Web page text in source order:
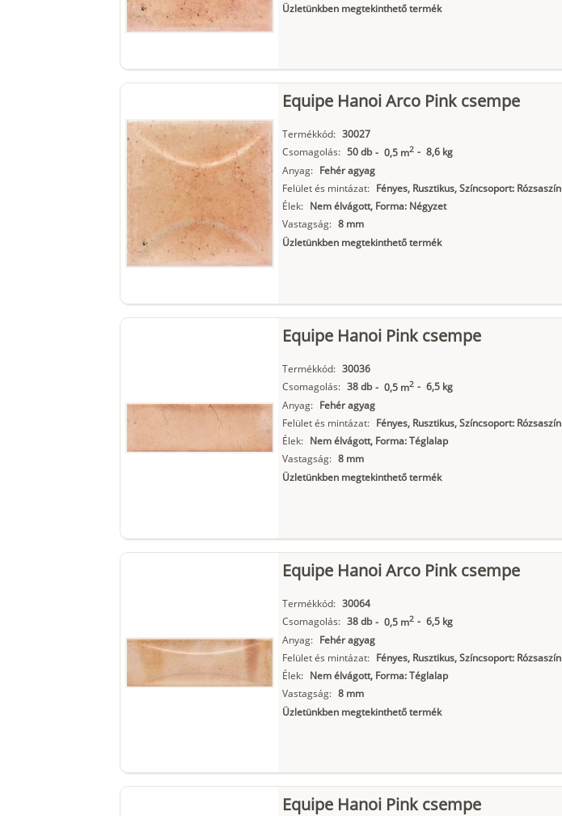
Üzletünkben megtekinthető termék
Equipe Hanoi Arco Pink csempe
Termékkód: 30027
Csomagolás: 50 db - 0,5 m2 - 8,6 kg
Anyag: Fehér agyag
Felület és mintázat: Fényes, Rusztikus, Színcsoport: Rózsaszín
Élek: Nem élvágott, Forma: Négyzet
Vastagság: 8 mm
Üzletünkben megtekinthető termék
Equipe Hanoi Pink csempe
Termékkód: 30036
Csomagolás: 38 db - 0,5 m2 - 6,5 kg
Anyag: Fehér agyag
Felület és mintázat: Fényes, Rusztikus, Színcsoport: Rózsaszín
Élek: Nem élvágott, Forma: Téglalap
Vastagság: 8 mm
Üzletünkben megtekinthető termék
Equipe Hanoi Arco Pink csempe
Termékkód: 30064
Csomagolás: 38 db - 0,5 m2 - 6,5 kg
Anyag: Fehér agyag
Felület és mintázat: Fényes, Rusztikus, Színcsoport: Rózsaszín
Élek: Nem élvágott, Forma: Téglalap
Vastagság: 8 mm
Üzletünkben megtekinthető termék
Equipe Hanoi Pink csempe